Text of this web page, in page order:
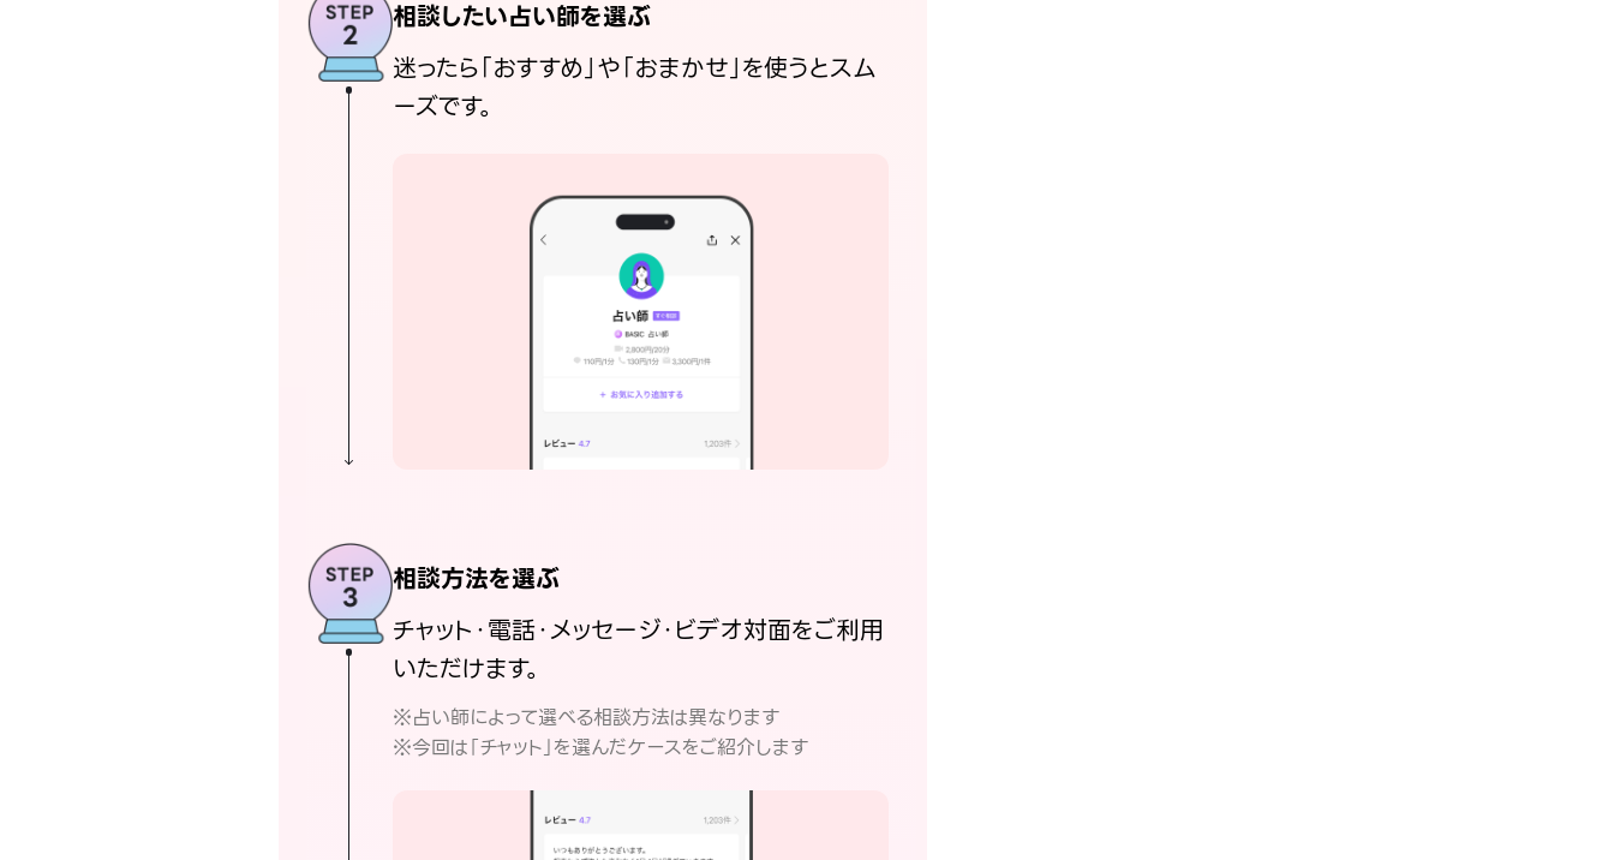
相談したい占い師を選ぶ
迷ったら「おすすめ」や「おまかせ」を使うとスム
ーズです。
相談方法を選ぶ
チャット・電話・メッセージ・ビデオ対面をご利用
いただけます。
※占い師によって選べる相談方法は異なります
※今回は「チャット」を選んだケースをご紹介します